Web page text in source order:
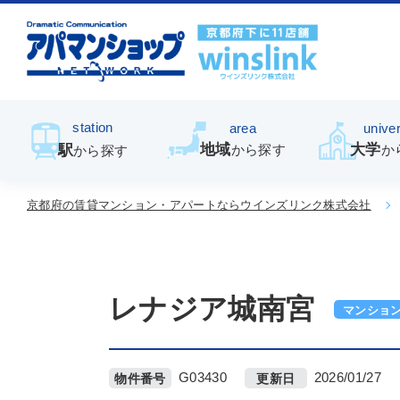
station
駅から探す
area
地域から探す 大学か
京都府の賃貸マンション・アパートならウインズリンク株式会社
マンショ
レナジア城南宮
物件番号 G03430 更新日 2026/01/27